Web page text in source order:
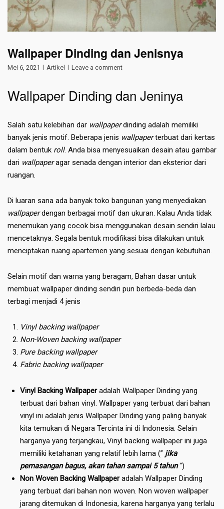
Wallpaper Dinding dan Jenisnya
Mei 6, 2021 Artikel Leave a comment
Wallpaper Dinding dan Jeninya
Salah satu kelebihan dar wallpaperdinding adalah memiliki
banyak jenis motif. Beberapa jenis wallpaperterbuat dari kertas
dalam bentuk roll. Anda bisa menyesuaikan desain atau gambar
dari wallpaperagar senada dengan interior dan eksterior dari
ruangan.
Di luaran sana ada banyak toko bangunan yang menyediakan
wallpaperdengan berbagai motif dan ukuran. Kalau Anda tidak
menemukan yang cocok bisa menggunakan desain sendiri lalau
mencetaknya. Segala bentuk modifikasi bisa dilakukan untuk
menciptakan ruang apartemen yang sesuai dengan kebutuhan.
Selain motif dan warna yang beragam, Bahan dasar untuk
membuat wallpaper dinding sendiri pun berbeda-beda dan
terbagi menjadi 4 jenis
Vinyl backing wallpaper
Non-Woven backing wallpaper
Pure backing wallpaper
Fabric backing wallpaper
Vinyl Backing Wallpaperadalah Wallpaper Dinding yang
terbuat dari bahan vinyl. Wallpaper yang terbuat dari bahan
vinyl ini adalah jenis Wallpaper Dinding yang paling banyak
kita temukan di Negara Tercinta ini di Indonesia. Selain
harganya yang terjangkau, Vinyl backing wallpaper ini juga
memiliki ketahanan yang relatif lebih lama (” jika
pemasangan bagus, akan tahan sampai 5 tahun“)
Non Woven Backing Wallpaperadalah Wallpaper Dinding
yang terbuat dari bahan non woven. Non woven wallpaper
jarang ditemukan di Indonesia, karena harganya yang terlalu